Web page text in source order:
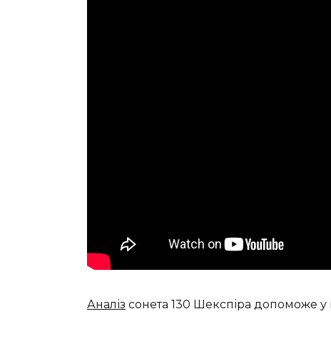
Аналіз сонета 130 Шекспіра допоможе у